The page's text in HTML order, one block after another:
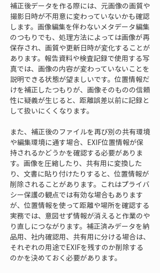
補正後データを作る際には、元画像の画質や
撮影日時が不用意に変わっていないかも確認
します。画像編集を伴わないメタデータ編集
のつもりでも、処理方法によっては画像が再
保存され、画質や更新日時が変化することが
あります。報告資料や検査記録で使用する写
真では、画像の内容が変わっていないことを
説明できる状態が望ましいです。位置情報だ
けを補正したつもりが、画像そのものの信頼
性に疑義が生じると、距離誤差以前に記録と
して扱いにくくなります。
また、補正後のファイルを再び別の共有環境
や編集環境に通す場合、EXIF位置情報が保
持されるかどうかを確認する必要がありま
す。画像を圧縮したり、共有用に変換した
り、文書に貼り付けたりすると、位置情報が
削除されることがあります。これはプライバ
シー保護の観点では有効な場合もあります
が、位置情報を使って距離や場所を確認する
実務では、意図せず情報が消えると作業のや
り直しにつながります。補正済みデータを納
品用、社内確認用、共有用に分ける場合は、
それぞれの用途でEXIFを残すのか削除する
のかを決めておく必要があります。